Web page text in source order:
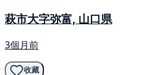
萩市大字弥富, 山口県
3個月前
收藏